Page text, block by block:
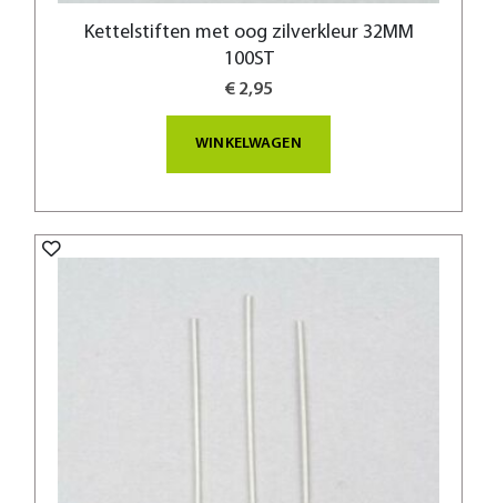
Kettelstiften met oog zilverkleur 32MM
100ST
€ 2,95
WINKELWAGEN